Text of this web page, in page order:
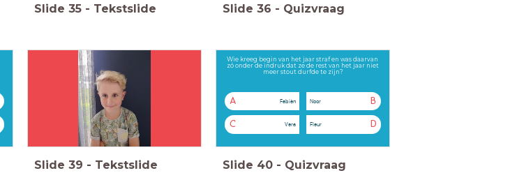
Slide 35 - Tekstslide Slide 36 - Quizvraag
Slide 39 - Tekstslide
Wie kreeg begin van het jaar straf en was daarvan
zó onder de indruk dat ze de rest van het jaar niet
meer stout durfde te zijn?
A Fabièn B
Noor
C Vera D
Fleur
Slide 40 - Quizvraag